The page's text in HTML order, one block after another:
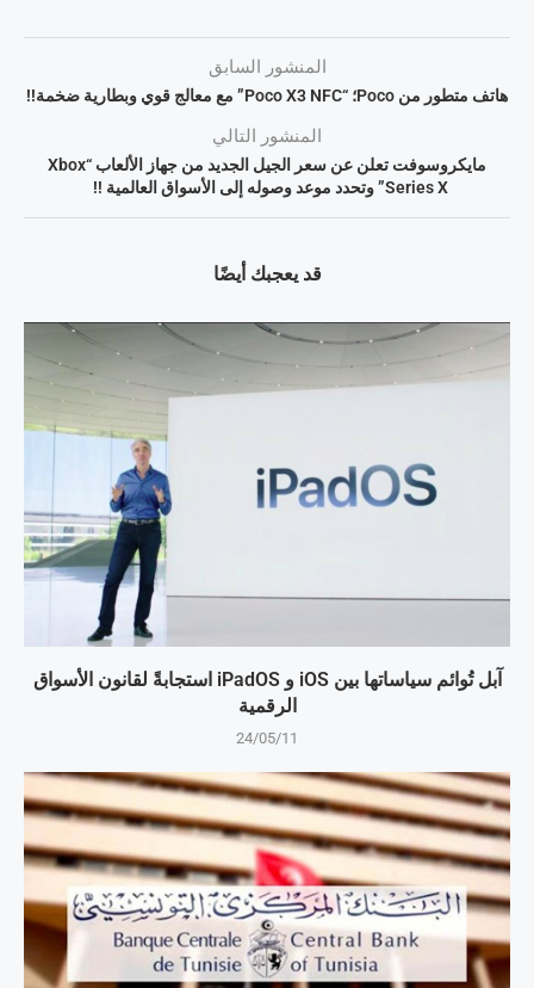
المنشور السابق
هاتف متطور من Poco؛ “Poco X3 NFC” مع معالج قوي وبطارية ضخمة!!
المنشور التالي
مايكروسوفت تعلن عن سعر الجيل الجديد من جهاز الألعاب “Xbox
Series X” وتحدد موعد وصوله إلى الأسواق العالمية !!
قد يعجبك أيضًا
آبل تُوائم سياساتها بين iOS و iPadOS استجابةً لقانون الأسواق
الرقمية
24/05/11